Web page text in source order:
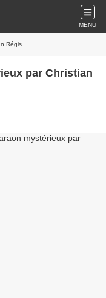
MENU
Régis
par Christian